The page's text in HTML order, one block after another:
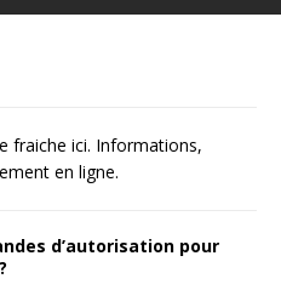
fraiche ici. Informations,
en ligne.
d’autorisation pour